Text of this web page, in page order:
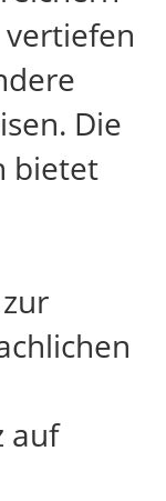
Die
bietet
auf